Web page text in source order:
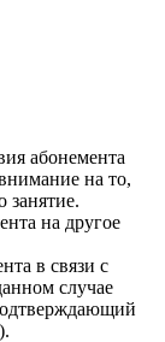
абонемента
на то,
занятие.
на другое
в связи с
случае